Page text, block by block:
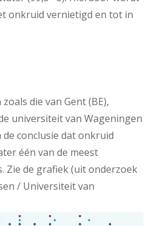
onkruid vernietigd en tot in
die van Gent (BE),
universiteit van Wageningen
conclusie dat onkruid
één van de meest
Zie de grafiek (uit onderzoek
/ Universiteit van